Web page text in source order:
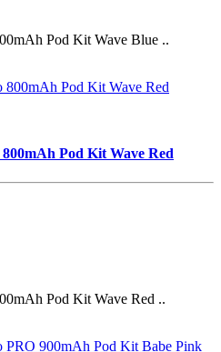
Pod Kit Wave Blue ..
Pod Kit Wave Red
Pod Kit Wave Red ..